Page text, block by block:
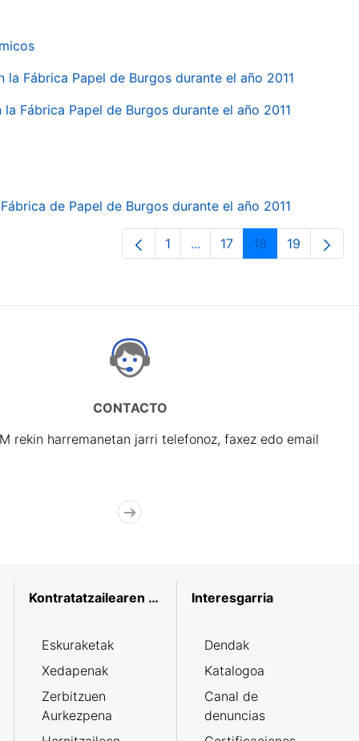
Fábrica Papel de Burgos durante el año 2011
Fábrica Papel de Burgos durante el año 2011
de Papel de Burgos durante el año 2011
Orrialdea
1 ...Intermediate Pages Use
Orrialdea
17 Orrialdea
18 Orrialdea
19
CONTACTO
rekin harremanetan jarri telefonoz, faxez edo email
Kontratatzailearen profila
Eskuraketak
Xedapenak
Zerbitzuen
Aurkezpena
Interesgarria
Dendak
Katalogoa
Canal de
denuncias